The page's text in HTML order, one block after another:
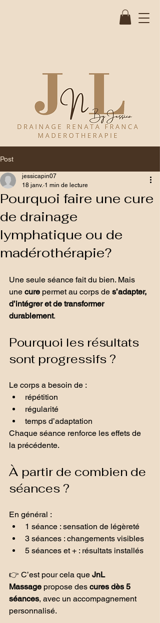
Post
Pourquoi faire une cure
de drainage
lymphatique ou de
madérothérapie?
jessicapin07
18 janv. 1 min de lecture
Une seule séance fait du bien. Mais
une cure permet au corps de s’adapter,
d’intégrer et de transformer
durablement.
Pourquoi les résultats
sont progressifs ?
Le corps a besoin de :
répétition
régularité
temps d’adaptation
Chaque séance renforce les effets de
la précédente.
À partir de combien de
séances ?
En général :
1 séance : sensation de légèreté
3 séances : changements visibles
5 séances et + : résultats installés
👉 C’est pour cela que JnL
Massage propose des cures dès 5
séances, avec un accompagnement
personnalisé.